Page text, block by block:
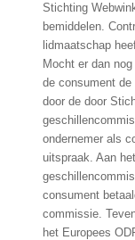
Stichting
bemiddelen.
lidmaatschap
Mocht er dan
de consument
door de door
ondernemer als
uitspraak. Aan
consument
commissie.
het Europees